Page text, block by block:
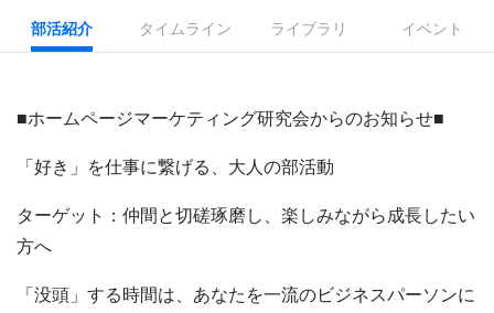
部活紹介 タイムライン ライブラリ イベント
■ホームページマーケティング研究会からのお知らせ■
「好き」を仕事に繋げる、大人の部活動
ターゲット：仲間と切磋琢磨し、楽しみながら成長したい
方へ
「没頭」する時間は、あなたを一流のビジネスパーソンに